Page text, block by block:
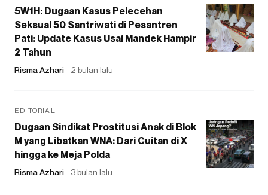
5W1H: Dugaan Kasus Pelecehan
Seksual 50 Santriwati di Pesantren
Pati: Update Kasus Usai Mandek Hampir
2 Tahun
Risma Azhari 2 bulan lalu
EDITORIAL
Dugaan Sindikat Prostitusi Anak di Blok
M yang Libatkan WNA: Dari Cuitan di X
hingga ke Meja Polda
Risma Azhari 3 bulan lalu